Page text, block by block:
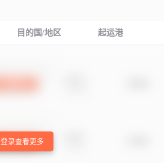
目的国/地区 起运港
登录查看更多